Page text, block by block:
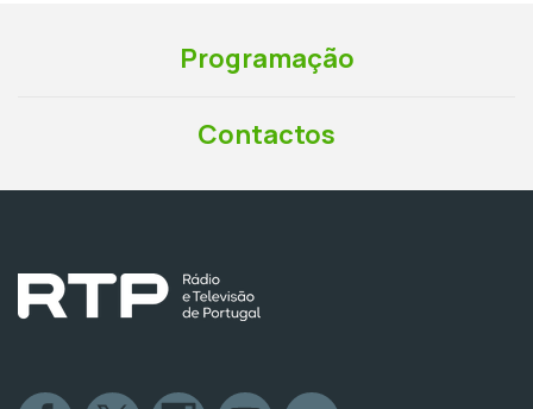
Programação
Contactos